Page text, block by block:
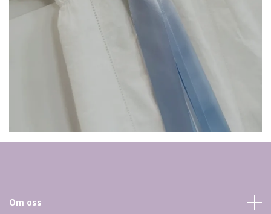
Om oss